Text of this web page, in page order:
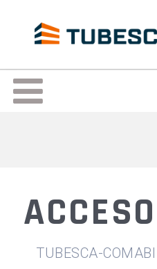
Toggle
navigation
TUBESCA-